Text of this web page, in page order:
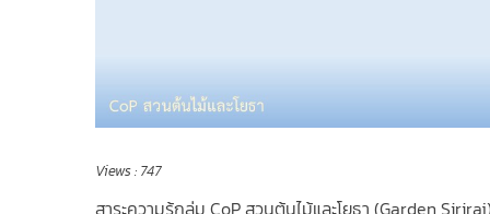
Views : 747
สาระความรู้กลุ่ม CoP สวนต้นไม้และโยธา (Garden